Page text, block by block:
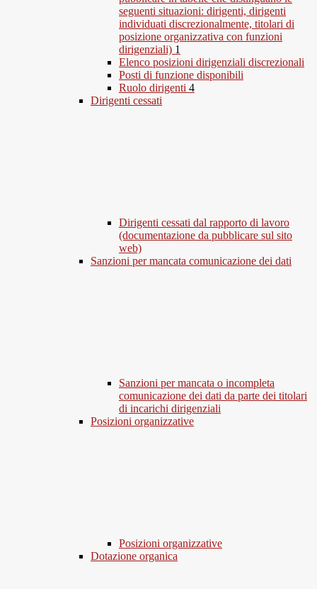
seguenti situazioni: dirigenti, dirigenti
individuati discrezionalmente, titolari di
posizione organizzativa con funzioni
dirigenziali) 1
Elenco posizioni dirigenziali discrezionali
Posti di funzione disponibili
Ruolo dirigenti 4
Dirigenti cessati
Dirigenti cessati dal rapporto di lavoro
(documentazione da pubblicare sul sito
web)
Sanzioni per mancata comunicazione dei dati
Sanzioni per mancata o incompleta
comunicazione dei dati da parte dei titolari
di incarichi dirigenziali
Posizioni organizzative
Posizioni organizzative
Dotazione organica